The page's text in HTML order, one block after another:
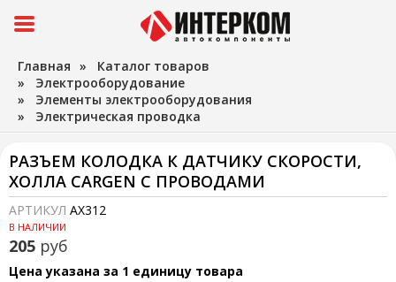
Главная » Каталог товаров
» Электрооборудование
» Элементы электрооборудования
» Электрическая проводка
РАЗЪЕМ КОЛОДКА К ДАТЧИКУ СКОРОСТИ,
ХОЛЛА CARGEN С ПРОВОДАМИ
АРТИКУЛ AX312
В НАЛИЧИИ
205 руб
Цена указана за 1 единицу товара